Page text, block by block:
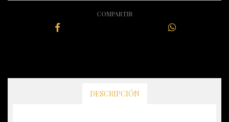
COMPARTIR
DESCRIPCIÓN